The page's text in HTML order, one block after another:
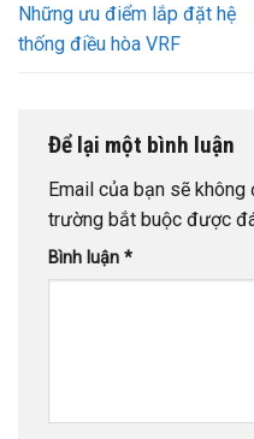
Những ưu điểm lắp đặt hệ
thống điều hòa VRF
Để lại một bình luận
Email của bạn sẽ
trường bắt buộc được
Bình luận *